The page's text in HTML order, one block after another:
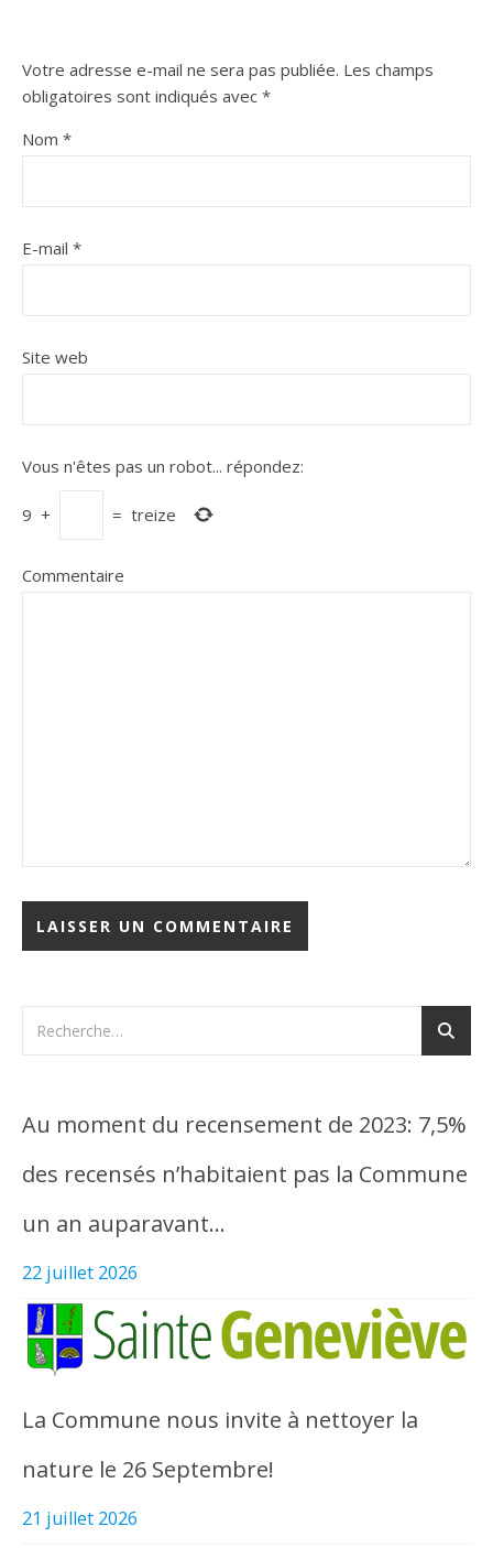
Votre adresse e-mail ne sera pas publiée. Les champs
obligatoires sont indiqués avec *
Nom *
E-mail *
Site web
Vous n'êtes pas un robot... répondez:
9 + = treize
Commentaire
Au moment du recensement de 2023: 7,5%
des recensés n’habitaient pas la Commune
un an auparavant…
22 juillet 2026
La Commune nous invite à nettoyer la
nature le 26 Septembre!
21 juillet 2026